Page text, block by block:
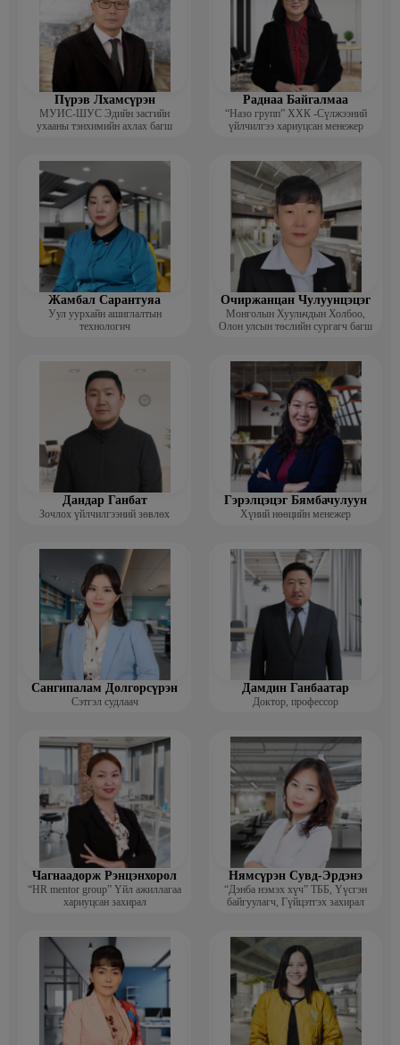
Пүрэв Лхамсүрэн
МУИС-ШУС Эдийн засгийн
ухааны тэнхимийн ахлах багш
Раднаа Байгалмаа
“Назо групп” ХХК -Сүлжээний
үйлчилгээ хариуцсан менежер
Жамбал Сарантуяа
Уул уурхайн ашиглалтын
технологич
Очиржанцан Чулуунцэцэг
Монголын Хуульчдын Холбоо,
Олон улсын төслийн сургагч багш
Дандар Ганбат
Зочлох үйлчилгээний зөвлөх
Гэрэлцэцэг Бямбачулуун
Хүний нөөцийн менежер
Сангипалам Долгорсүрэн
Сэтгэл судлаач
Дамдин Ганбаатар
Доктор, профессор
Чагнаадорж Рэнцэнхорол
“HR mentor group” Үйл ажиллагаа
хариуцсан захирал
Нямсүрэн Сувд-Эрдэнэ
“Дэнба нэмэх хүч” ТББ, Үүсгэн
байгуулагч, Гүйцэтгэх захирал